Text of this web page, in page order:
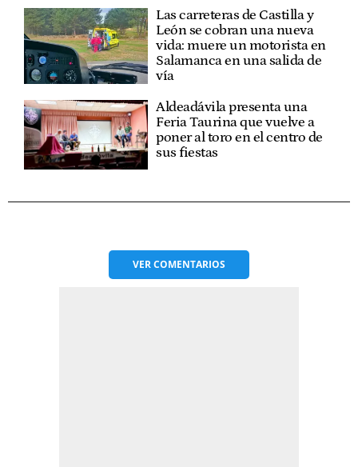
Las carreteras de Castilla y
León se cobran una nueva
vida: muere un motorista en
Salamanca en una salida de
vía
Aldeadávila presenta una
Feria Taurina que vuelve a
poner al toro en el centro de
sus fiestas
VERCOMENTARIOS